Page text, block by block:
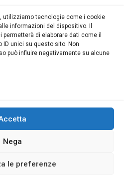
utilizziamo tecnologie come i cookie
informazioni del dispositivo. Il
di elaborare dati come il
unici su questo sito. Non
può influire negativamente su alcune
Nega
le preferenze